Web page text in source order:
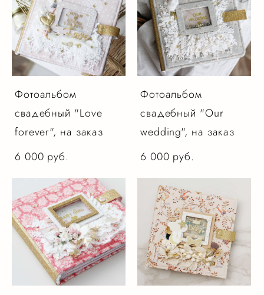
Фотоальбом
свадебный "Love
forever", на заказ
6 000 pуб.
Фотоальбом
свадебный "Our
wedding", на заказ
6 000 pуб.